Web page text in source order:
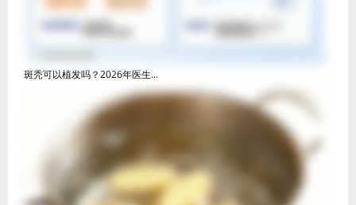
斑秃可以植发吗？2026年医生...